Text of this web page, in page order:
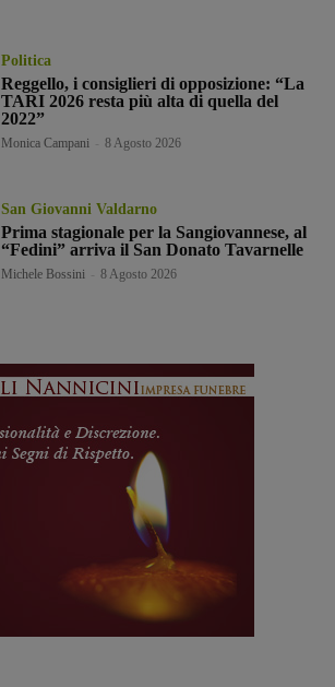
Politica
Reggello, i consiglieri di opposizione: “La
TARI 2026 resta più alta di quella del
2022”
Monica Campani 8 Agosto 2026
San Giovanni Valdarno
Prima stagionale per la Sangiovannese, al
“Fedini” arriva il San Donato Tavarnelle
Michele Bossini 8 Agosto 2026